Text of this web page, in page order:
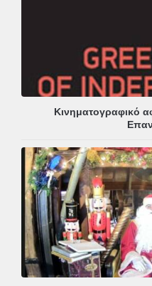
Κινηματογραφικό